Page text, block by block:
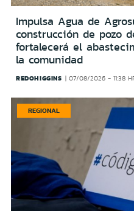
Impulsa Agua de
construcción de pozo
fortalecerá el
la comunidad
REDOHIGGINS 07/08/2026 - 11:38
REGIONAL